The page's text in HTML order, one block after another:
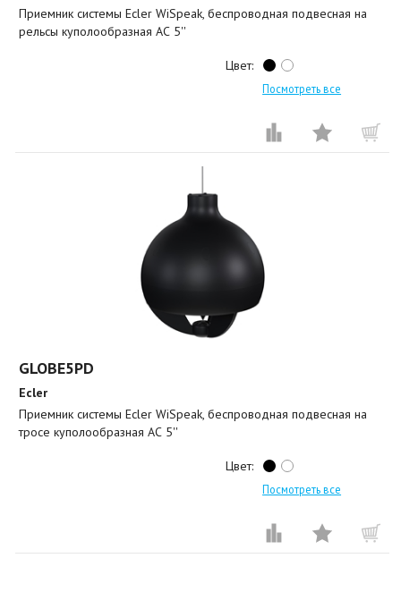
Приемник системы Ecler WiSpeak, беспроводная подвесная на
рельсы куполообразная АС 5''
Цвет:
Посмотреть все
GLOBE5PD
Ecler
Приемник системы Ecler WiSpeak, беспроводная подвесная на
тросе куполообразная АС 5''
Цвет:
Посмотреть все